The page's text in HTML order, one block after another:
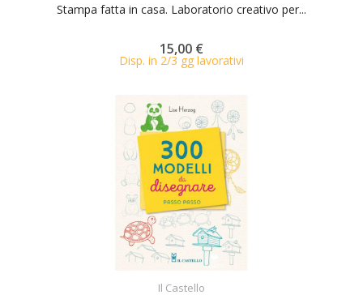
Stampa fatta in casa. Laboratorio creativo per...
15,00 €
Disp. in 2/3 gg lavorativi
Il Castello